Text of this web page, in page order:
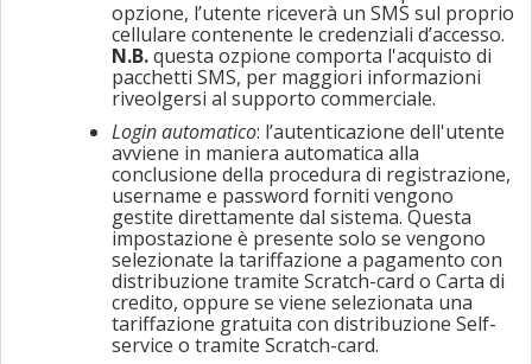
opzione, l’utente riceverà un SMS sul proprio
cellulare contenente le credenziali d’accesso.
N.B.questa ozpione comporta l'acquisto di
pacchetti SMS, per maggiori informazioni
riveolgersi al supporto commerciale.
Login automatico: l’autenticazione dell'utente
avviene in maniera automatica alla
conclusione della procedura di registrazione,
username e password forniti vengono
gestite direttamente dal sistema. Questa
impostazione è presente solo se vengono
selezionate la tariffazione a pagamento con
distribuzione tramite Scratch-card o Carta di
credito, oppure se viene selezionata una
tariffazione gratuita con distribuzione Self-
service o tramite Scratch-card.